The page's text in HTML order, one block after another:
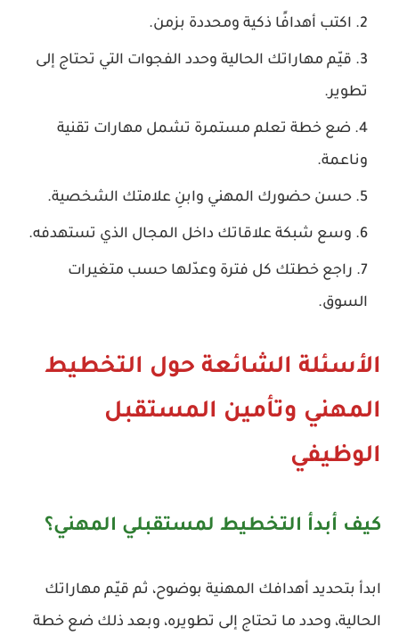
اكتب أهدافًا ذكية ومحددة بزمن.
قيّم مهاراتك الحالية وحدد الفجوات التي تحتاج إلى
تطوير.
ضع خطة تعلم مستمرة تشمل مهارات تقنية
وناعمة.
حسن حضورك المهني وابنِ علامتك الشخصية.
وسع شبكة علاقاتك داخل المجال الذي تستهدفه.
راجع خطتك كل فترة وعدّلها حسب متغيرات
السوق.
الأسئلة الشائعة حول التخطيط
المهني وتأمين المستقبل
الوظيفي
كيف أبدأ التخطيط لمستقبلي المهني؟
ابدأ بتحديد أهدافك المهنية بوضوح، ثم قيّم مهاراتك
الحالية، وحدد ما تحتاج إلى تطويره، وبعد ذلك ضع خطة